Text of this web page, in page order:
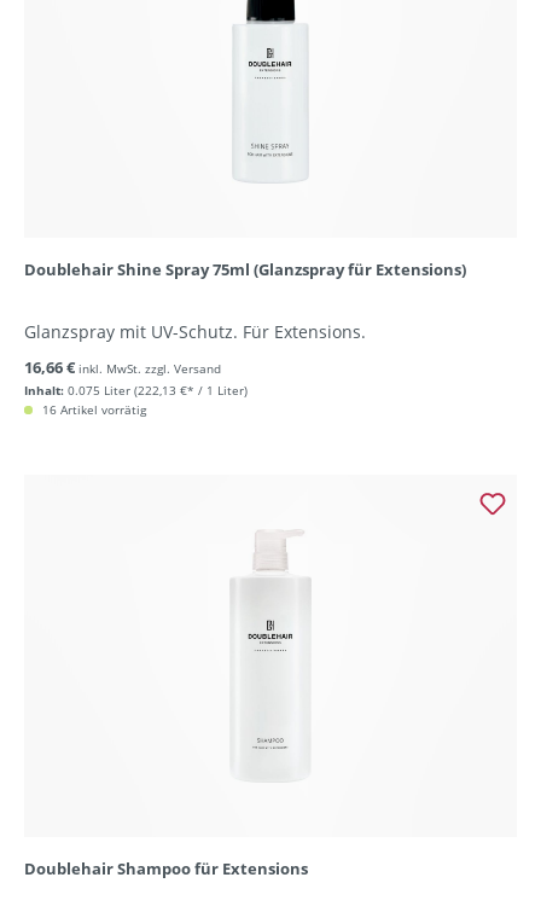
Doublehair Shine Spray 75ml (Glanzspray für Extensions)
Glanzspray mit UV-Schutz. Für Extensions.
Inhalt: 0.075 Liter (222,13 €* / 1 Liter)
16,66 € inkl. MwSt. zzgl. Versand
16 Artikel vorrätig
Doublehair Shampoo für Extensions